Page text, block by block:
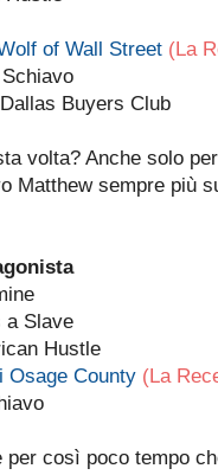
of Wall Street (La
Buyers Club
volta? Anche solo
Matthew sempre più
a Slave
Hustle
Osage County (La
per così poco tempo